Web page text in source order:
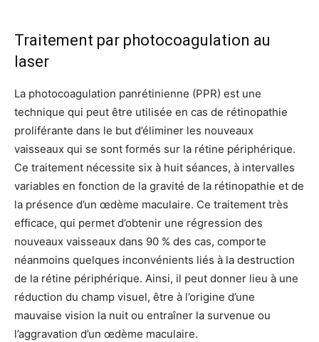
Traitement par photocoagulation au
laser
La photocoagulation panrétinienne (PPR) est une
technique qui peut être utilisée en cas de rétinopathie
proliférante dans le but d’éliminer les nouveaux
vaisseaux qui se sont formés sur la rétine périphérique.
Ce traitement nécessite six à huit séances, à intervalles
variables en fonction de la gravité de la rétinopathie et de
la présence d’un œdème maculaire. Ce traitement très
efficace, qui permet d’obtenir une régression des
nouveaux vaisseaux dans 90 % des cas, comporte
néanmoins quelques inconvénients liés à la destruction
de la rétine périphérique. Ainsi, il peut donner lieu à une
réduction du champ visuel, être à l’origine d’une
mauvaise vision la nuit ou entraîner la survenue ou
l’aggravation d’un œdème maculaire.